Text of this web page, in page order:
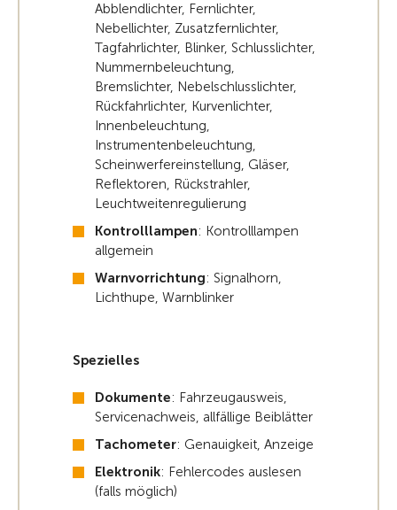
Abblendlichter, Fernlichter,
Nebellichter, Zusatzfernlichter,
Tagfahrlichter, Blinker, Schlusslichter,
Nummernbeleuchtung,
Bremslichter, Nebelschlusslichter,
Rückfahrlichter, Kurvenlichter,
Innenbeleuchtung,
Instrumentenbeleuchtung,
Scheinwerfereinstellung, Gläser,
Reflektoren, Rückstrahler,
Leuchtweitenregulierung
Kontrolllampen: Kontrolllampen
allgemein
Warnvorrichtung: Signalhorn,
Lichthupe, Warnblinker
Spezielles
Dokumente: Fahrzeugausweis,
Servicenachweis, allfällige Beiblätter
Tachometer: Genauigkeit, Anzeige
Elektronik: Fehlercodes auslesen
(falls möglich)